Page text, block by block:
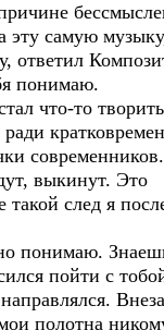
эту самую
ответил
понимаю.
что-то
ради
выкинут. Это
след я
понимаю.
пойти с
полотна